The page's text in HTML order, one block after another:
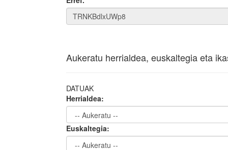
Aukeratu herrialdea, euskaltegia eta
DATUAK
Herrialdea:
Euskaltegia: